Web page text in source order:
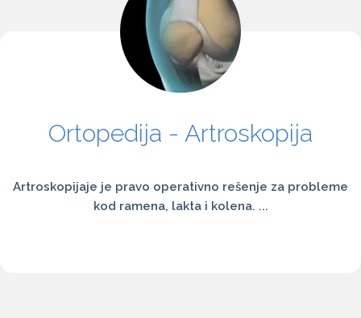
Ortopedija - Artroskopija
Artroskopijaje je pravo operativno rešenje za probleme
kod ramena, lakta i kolena. ...